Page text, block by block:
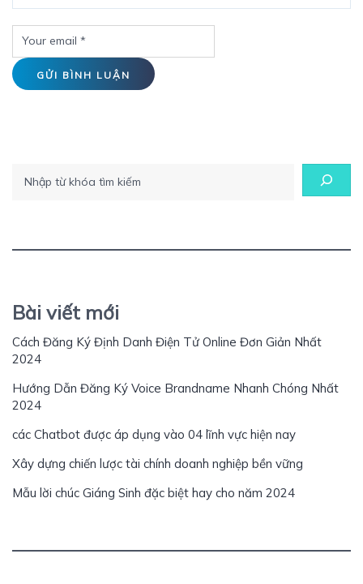
Bài viết mới
Cách Đăng Ký Định Danh Điện Tử Online Đơn Giản Nhất
2024
Hướng Dẫn Đăng Ký Voice Brandname Nhanh Chóng Nhất
2024
các Chatbot được áp dụng vào 04 lĩnh vực hiện nay
Xây dựng chiến lược tài chính doanh nghiệp bền vững
Mẫu lời chúc Giáng Sinh đặc biệt hay cho năm 2024